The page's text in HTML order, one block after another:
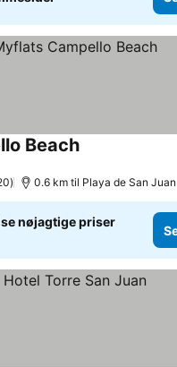
Beach
0.6 km til Playa de San Juan
nøjagtige priser